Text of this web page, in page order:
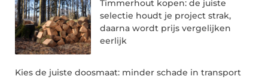
Timmerhout kopen: de juiste
selectie houdt je project strak,
daarna wordt prijs vergelijken
eerlijk
Kies de juiste doosmaat: minder schade in transport